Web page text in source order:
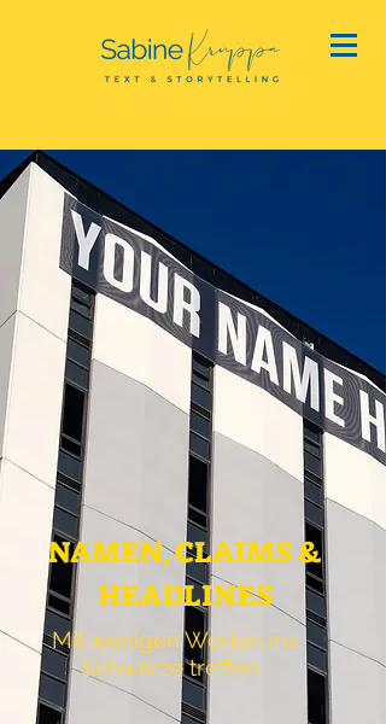
NAMEN, CLAIMS &
HEADLINES
Mit wenigen Worten ins
Schwarze treffen.